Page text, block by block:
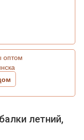
оптом
летний,